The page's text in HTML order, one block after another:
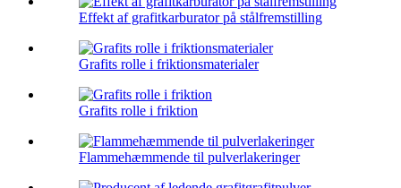
Effekt af grafitkarburator på stålfremstilling
Grafits rolle i friktionsmaterialer
Grafits rolle i friktion
Flammehæmmende til pulverlakeringer